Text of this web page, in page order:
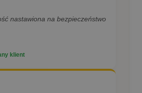
nastawiona na bezpieczeństwo
klient